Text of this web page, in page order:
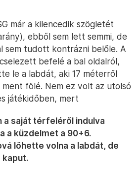
már a kilencedik szögletét
ebből sem lett semmi, de
sem tudott kontrázni belőle. A
befelé a bal oldalról,
le a labdát, aki 17 méterről
fölé. Nem ez volt az utolsó
játékidőben, mert
a saját térfeléről indulva
a küzdelmet a 90+6.
lőhette volna a labdát, de
kaput.